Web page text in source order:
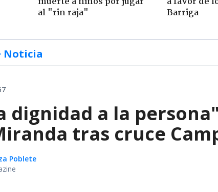
al "rin raja"
Barriga
Noticia
dignidad a la
tras cruce
Poblete